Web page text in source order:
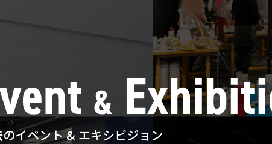
イベント & エキシビジョン